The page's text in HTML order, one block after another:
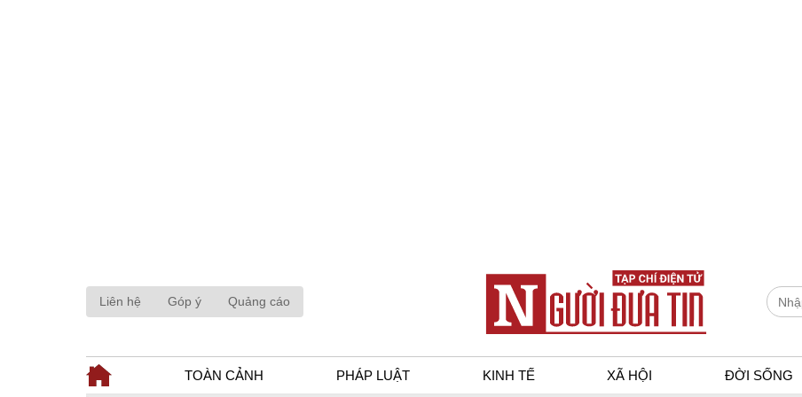
Liên hệ Góp ý Quảng cáo
TOÀN CẢNH PHÁP LUẬT KINH TẾ XÃ HỘI ĐỜI SỐNG